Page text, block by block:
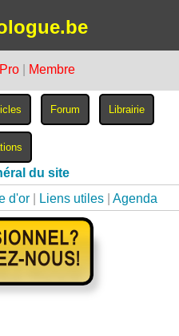
Pro Membre
du site
d'or Liens utiles Agenda